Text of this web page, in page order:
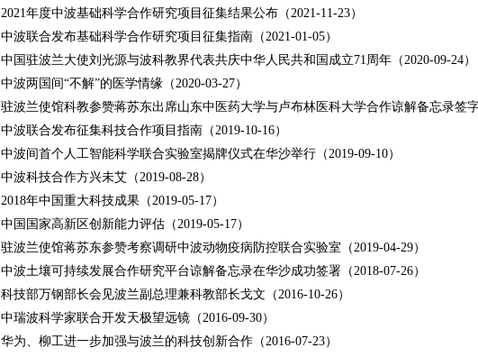
2021年度中波基础科学合作研究项目征集结果公布（2021-11-23）
中波联合发布基础科学合作研究项目征集指南（2021-01-05）
中国驻波兰大使刘光源与波科教界代表共庆中华人民共和国成立71周年（2020-09-24）
中波两国间“不解”的医学情缘（2020-03-27）
驻波兰使馆科教参赞蒋苏东出席山东中医药大学与卢布林医科大学合作谅解备忘录签字
中波联合发布征集科技合作项目指南（2019-10-16）
中波间首个人工智能科学联合实验室揭牌仪式在华沙举行（2019-09-10）
中波科技合作方兴未艾（2019-08-28）
2018年中国重大科技成果（2019-05-17）
中国国家高新区创新能力评估（2019-05-17）
驻波兰使馆蒋苏东参赞考察调研中波动物疫病防控联合实验室（2019-04-29）
中波土壤可持续发展合作研究平台谅解备忘录在华沙成功签署（2018-07-26）
科技部万钢部长会见波兰副总理兼科教部长戈文（2016-10-26）
中瑞波科学家联合开发天极望远镜（2016-09-30）
华为、柳工进一步加强与波兰的科技创新合作（2016-07-23）